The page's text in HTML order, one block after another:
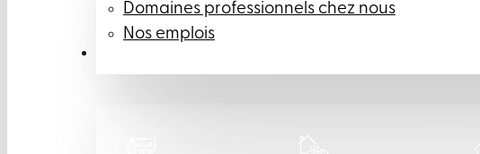
Domaines professionnels chez nous
Nos emplois